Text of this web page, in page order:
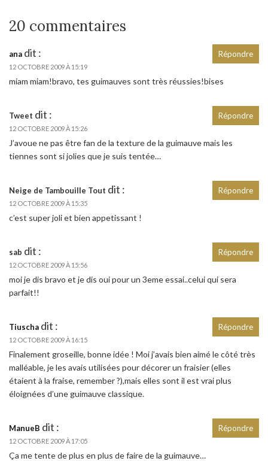
20 commentaires
ana dit :
12 OCTOBRE 2009 À 15:19
miam miam!bravo, tes guimauves sont très réussies!bises
Répondre
Tweet dit :
12 OCTOBRE 2009 À 15:26
J’avoue ne pas être fan de la texture de la guimauve mais les
tiennes sont si jolies que je suis tentée…
Répondre
Neige de Tambouille Tout dit :
12 OCTOBRE 2009 À 15:35
c’est super joli et bien appetissant !
Répondre
sab dit :
12 OCTOBRE 2009 À 15:56
moi je dis bravo et je dis oui pour un 3eme essai..celui qui sera
parfait!!
Répondre
Tiuscha dit :
12 OCTOBRE 2009 À 16:15
Finalement groseille, bonne idée ! Moi j’avais bien aimé le côté très
malléable, je les avais utilisées pour décorer un fraisier (elles
étaient à la fraise, remember ?),mais elles sont il est vrai plus
éloignées d’une guimauve classique.
Répondre
ManueB dit :
12 OCTOBRE 2009 À 17:05
Ça me tente de plus en plus de faire de la guimauve…
Répondre